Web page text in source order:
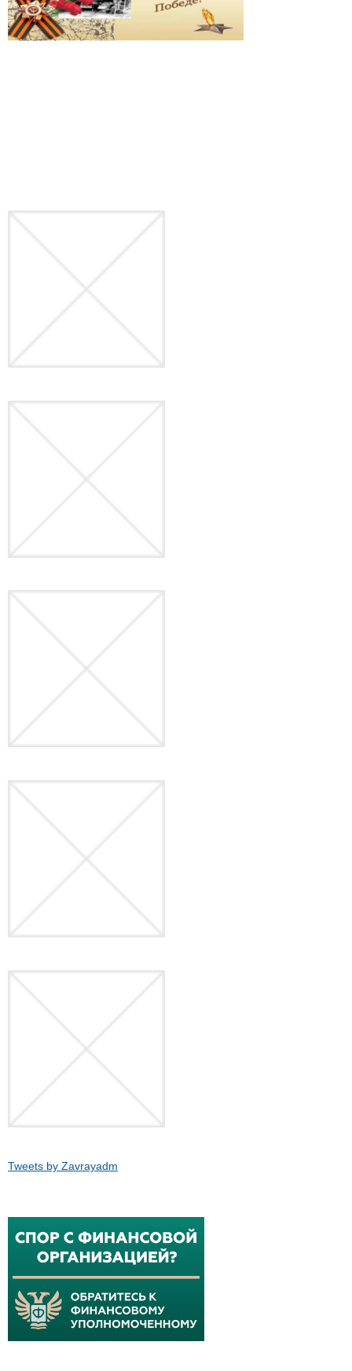
Tweets by Zavrayadm